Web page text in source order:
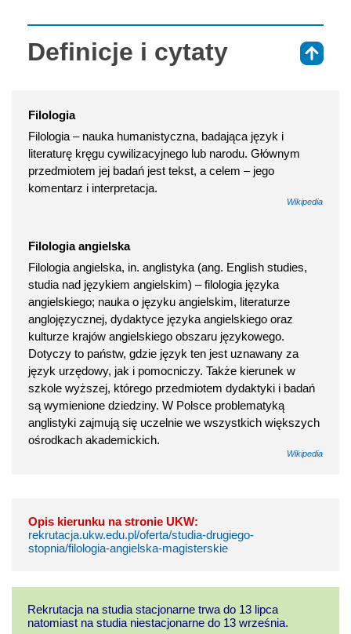
Definicje i cytaty
Filologia
Filologia – nauka humanistyczna, badająca język i
literaturę kręgu cywilizacyjnego lub narodu. Głównym
przedmiotem jej badań jest tekst, a celem – jego
komentarz i interpretacja.
Wikipedia
Filologia angielska
Filologia angielska, in. anglistyka (ang. English studies,
studia nad językiem angielskim) – filologia języka
angielskiego; nauka o języku angielskim, literaturze
anglojęzycznej, dydaktyce języka angielskiego oraz
kulturze krajów angielskiego obszaru językowego.
Dotyczy to państw, gdzie język ten jest uznawany za
język urzędowy, jak i pomocniczy. Także kierunek w
szkole wyższej, którego przedmiotem dydaktyki i badań
są wymienione dziedziny. W Polsce problematyką
anglistyki zajmują się uczelnie we wszystkich większych
ośrodkach akademickich.
Wikipedia
Opis kierunku na stronie UKW:
rekrutacja.ukw.edu.pl/oferta/studia-drugiego-
stopnia/filologia-angielska-magisterskie
Rekrutacja na studia stacjonarne trwa do 13 lipca
natomiast na studia niestacjonarne do 13 września.